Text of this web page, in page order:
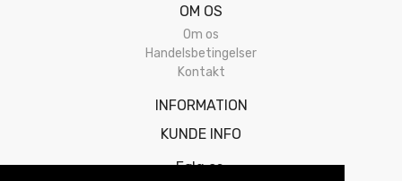
OM OS
Om os
Handelsbetingelser
Kontakt
INFORMATION
KUNDE INFO
Følg os: